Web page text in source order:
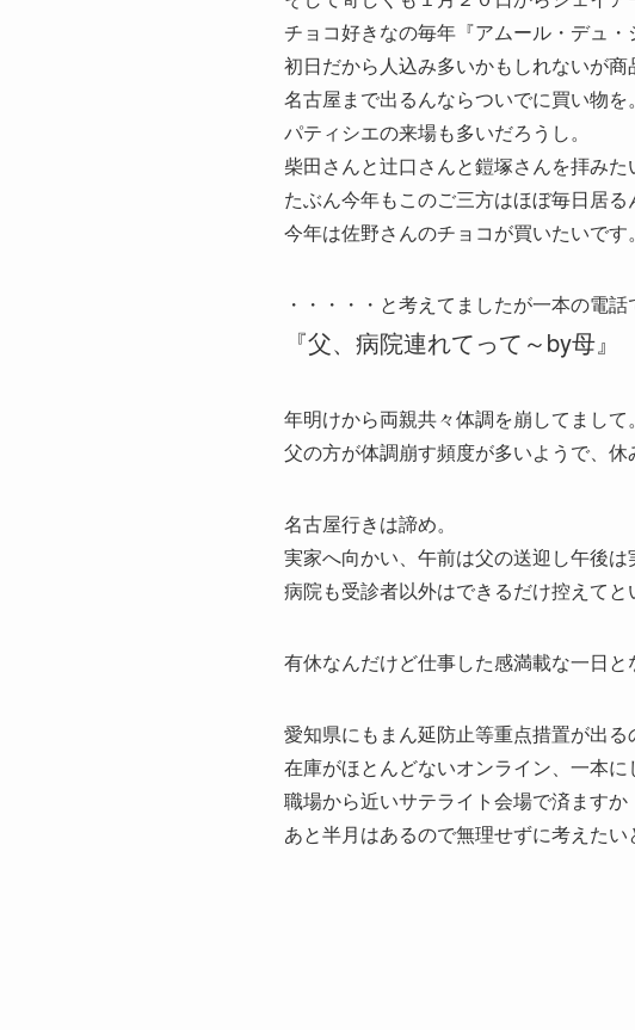
チョコ好きなの毎年『アムール・デュ・
初日だから人込み多いかもしれないが商
名古屋まで出るんならついでに買い物を。
パティシエの来場も多いだろうし。
柴田さんと辻口さんと鎧塚さんを拝みた
たぶん今年もこのご三方はほぼ毎日居る
今年は佐野さんのチョコが買いたいです。
・・・・・と考えてましたが一本の電話
『父、病院連れてって～by母』
年明けから両親共々体調を崩してまして。
父の方が体調崩す頻度が多いようで、
名古屋行きは諦め。
実家へ向かい、午前は父の送迎し午後は
病院も受診者以外はできるだけ控えてと
有休なんだけど仕事した感満載な一日と
愛知県にもまん延防止等重点措置が出
在庫がほとんどないオンライン、一本に
職場から近いサテライト会場で済ますか
あと半月はあるので無理せずに考えたい